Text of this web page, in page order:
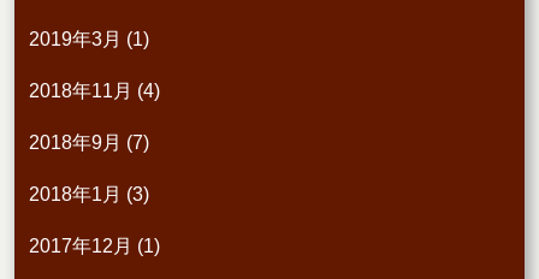
2019年3月 (1)
2018年11月 (4)
2018年9月 (7)
2018年1月 (3)
2017年12月 (1)